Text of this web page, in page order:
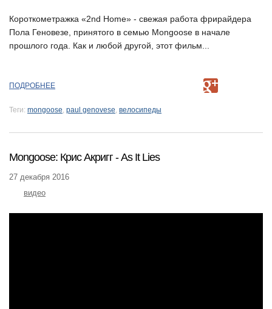
Короткометражка «2nd Home» - свежая работа фрирайдера
Пола Геновезе, принятого в семью Mongoose в начале
прошлого года. Как и любой другой, этот фильм...
ПОДРОБНЕЕ
Теги: mongoose, paul genovese, велосипеды
Mongoose: Крис Акригг - As It Lies
27 декабря 2016
видео